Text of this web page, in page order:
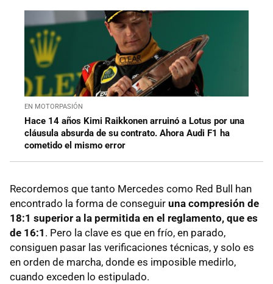
EN MOTORPASIÓN
Hace 14 años Kimi Raikkonen arruinó a Lotus por una
cláusula absurda de su contrato. Ahora Audi F1 ha
cometido el mismo error
Recordemos que tanto Mercedes como Red Bull han
encontrado la forma de conseguir una compresión de
18:1 superior a la permitida en el reglamento, que es
de 16:1 . Pero la clave es que en frío, en parado,
consiguen pasar las verificaciones técnicas, y solo es
en orden de marcha, donde es imposible medirlo,
cuando exceden lo estipulado.